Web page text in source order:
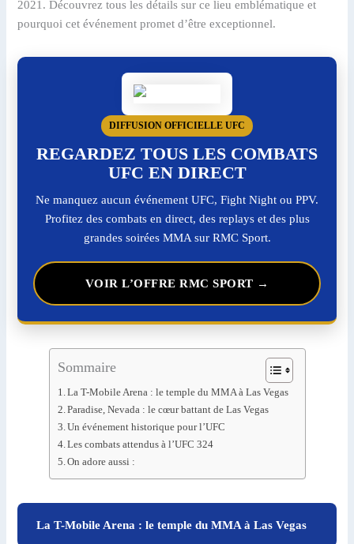
2021. Découvrez tous les détails sur ce lieu emblématique et
pourquoi cet événement promet d’être exceptionnel.
DIFFUSION OFFICIELLE UFC
REGARDEZ TOUS LES COMBATS
UFC EN DIRECT
Ne manquez aucun événement UFC, Fight Night ou PPV.
Profitez des combats en direct, des replays et des plus
grandes soirées MMA sur RMC Sport.
VOIR L’OFFRE RMC SPORT →
Sommaire
La T-Mobile Arena : le temple du MMA à Las Vegas
Paradise, Nevada : le cœur battant de Las Vegas
Un événement historique pour l’UFC
Les combats attendus à l’UFC 324
On adore aussi :
La T-Mobile Arena : le temple du MMA à Las Vegas